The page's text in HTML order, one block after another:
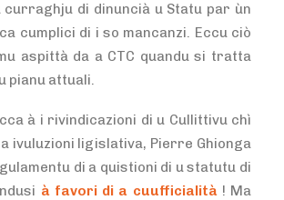
curraghju di dinuncià u Statu par ùn
cumplici di i so mancanzi. Eccu ciò
aspittà da a CTC quandu si tratta
pianu attuali.
à i rivindicazioni di u Cullittivu chì
ivuluzioni ligislativa, Pierre Ghionga
di a quistioni di u statutu di
à favori di a cuufficialità! Ma